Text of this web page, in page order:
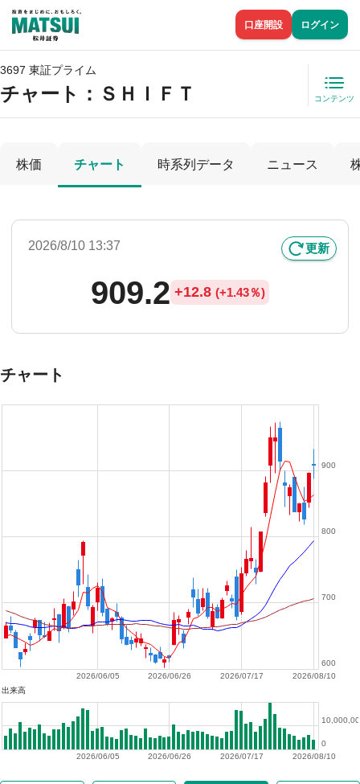
口座開設 ログイン
3697 東証プライム
チャート： ＳＨＩＦＴ コンテンツ
株価 チャート 時系列データ ニュース
2026/8/10 13:37 更新
909.2 +12.8 (+1.43％)
チャート
2026/08/10
2026/07/17
2026/06/26
2026/06/05
600
700
800
900
出来高
2026/08/10
2026/07/17
2026/06/26
2026/06/05
0